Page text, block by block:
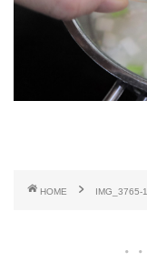
HOME IMG_3765-1